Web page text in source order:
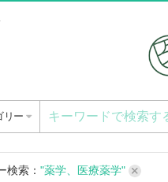
リー
検索： "薬学、医療薬学"